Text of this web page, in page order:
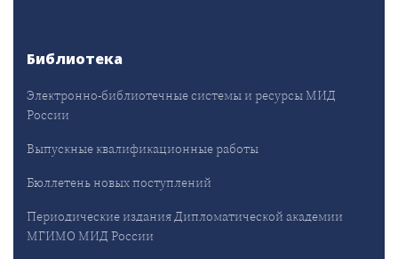
Библиотека
Электронно-библиотечные системы и ресурсы МИД
России
Выпускные квалификационные работы
Бюллетень новых поступлений
Периодические издания Дипломатической академии
МГИМО МИД России